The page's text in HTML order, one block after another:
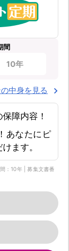
間
10年
中身を見る
障内容！
あなたにピ
ます。
：10年 | 募集文書番